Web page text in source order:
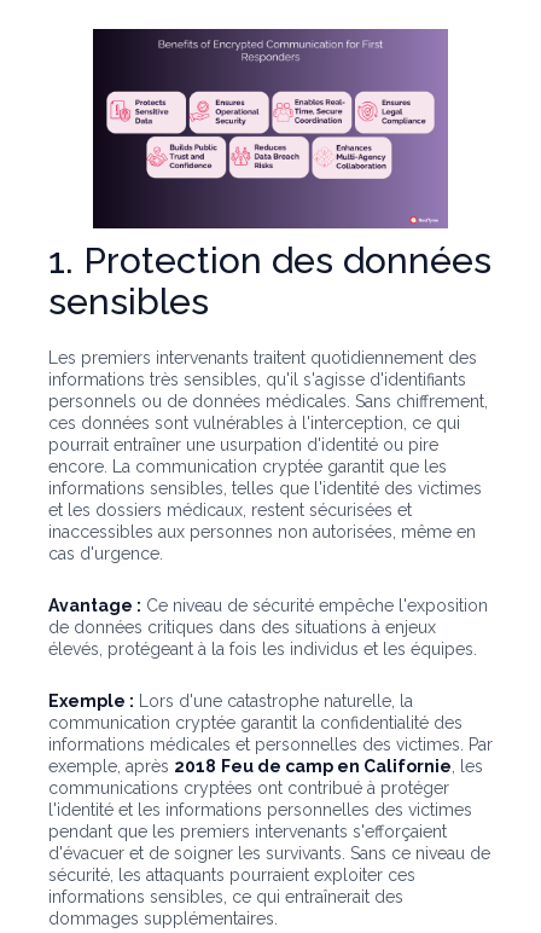
1. Protection des données
sensibles
Les premiers intervenants traitent quotidiennement des
informations très sensibles, qu'il s'agisse d'identifiants
personnels ou de données médicales. Sans chiffrement,
ces données sont vulnérables à l'interception, ce qui
pourrait entraîner une usurpation d'identité ou pire
encore. La communication cryptée garantit que les
informations sensibles, telles que l'identité des victimes
et les dossiers médicaux, restent sécurisées et
inaccessibles aux personnes non autorisées, même en
cas d'urgence.
Avantage : Ce niveau de sécurité empêche l'exposition
de données critiques dans des situations à enjeux
élevés, protégeant à la fois les individus et les équipes.
Exemple : Lors d'une catastrophe naturelle, la
communication cryptée garantit la confidentialité des
informations médicales et personnelles des victimes. Par
exemple, après 2018 Feu de camp en Californie , les
communications cryptées ont contribué à protéger
l'identité et les informations personnelles des victimes
pendant que les premiers intervenants s'efforçaient
d'évacuer et de soigner les survivants. Sans ce niveau de
sécurité, les attaquants pourraient exploiter ces
informations sensibles, ce qui entraînerait des
dommages supplémentaires.